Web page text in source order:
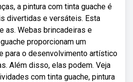
a pintura com tinta guache é
divertidas e versáteis. Esta
as. Webas brincadeiras e
proporcionam um
para o desenvolvimento artístico
Além disso, elas podem. Veja
com tinta guache, pintura